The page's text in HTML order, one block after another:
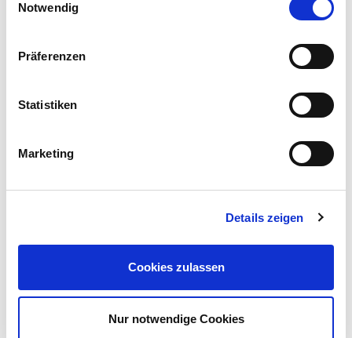
Notwendig
Präferenzen
Statistiken
Marketing
Details zeigen
Cookies zulassen
Nur notwendige Cookies
Dickmilch 3,5 % Fett, 5 kg